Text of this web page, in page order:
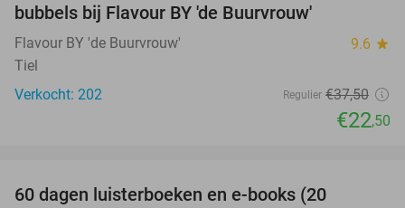
bubbels bij Flavour BY 'de Buurvrouw'
Flavour BY 'de Buurvrouw' 9.6 star
Tiel
Verkocht: 202
Regulier €37,50
€22,50
60 dagen luisterboeken en e-books (20